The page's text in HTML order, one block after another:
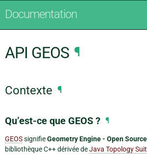
Documentation
API GEOS ¶
Contexte ¶
Qu’est-ce que GEOS ? ¶
GEOSsignifieGeometry Engine - Open Source
bibliothèque C++ dérivée deJava Topology